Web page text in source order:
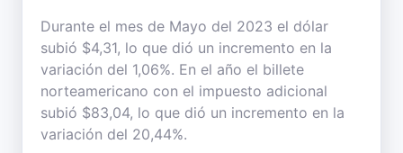
Durante el mes de Mayo del 2023 el dólar
subió $4,31, lo que dió un incremento en la
variación del 1,06%. En el año el billete
norteamericano con el impuesto adicional
subió $83,04, lo que dió un incremento en la
variación del 20,44%.